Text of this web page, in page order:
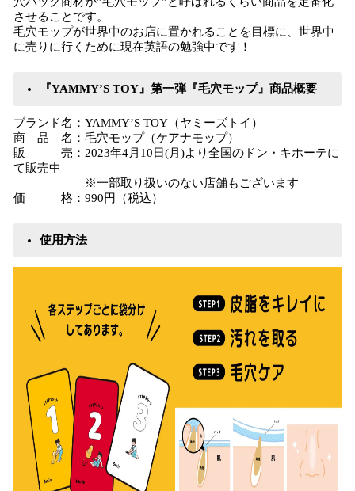
させることです。
毛穴モップが世界中のお店に置かれることを目標に、世界中
に売りに行くために現在英語の勉強中です！
『YAMMY’S TOY』第一弾『毛穴モップ』商品概要
ブランド名：YAMMY’S TOY（ヤミーズトイ）
商 品 名：毛穴モップ（ケアナモップ）
販 売：2023年4月10日(月)より全国のドン・キホーテに
て販売中
※一部取り扱いのない店舗もございます
価 格：990円（税込）
使用方法